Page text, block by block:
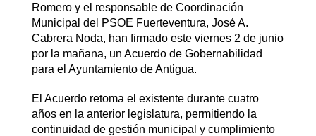
Romero y el responsable de Coordinación
Municipal del PSOE Fuerteventura, José A.
Cabrera Noda, han firmado este viernes 2 de junio
por la mañana, un Acuerdo de Gobernabilidad
para el Ayuntamiento de Antigua.
El Acuerdo retoma el existente durante cuatro
años en la anterior legislatura, permitiendo la
continuidad de gestión municipal y cumplimiento